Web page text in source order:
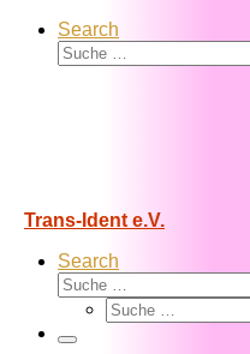
Search
Suche
Trans-Ident e.V.
Search
Suche
Suche
Menü